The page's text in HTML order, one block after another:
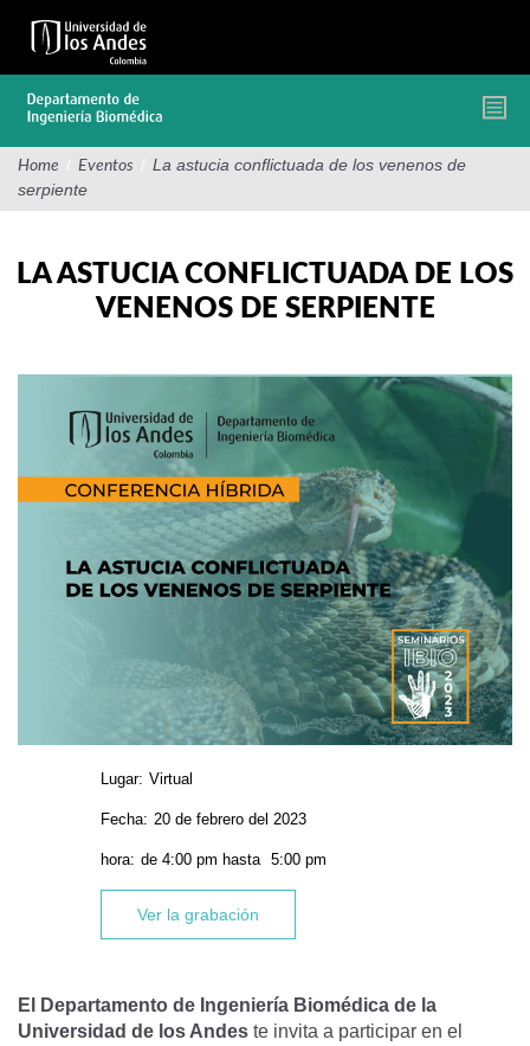
contenido
Home / Eventos / La astucia conflictuada de los venenos de
serpiente
LA ASTUCIA CONFLICTUADA DE LOS
VENENOS DE SERPIENTE
Lugar: Virtual
Fecha: 20 de febrero del 2023
hora: de 4:00 pm hasta 5:00 pm
Ver la grabación
El Departamento de Ingeniería Biomédica de la
Universidad de los Andes te invita a participar en el